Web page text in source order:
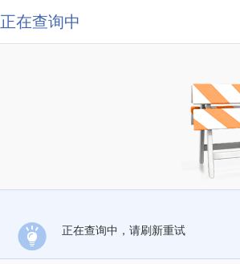
正在查询中
正在查询中，请刷新重试